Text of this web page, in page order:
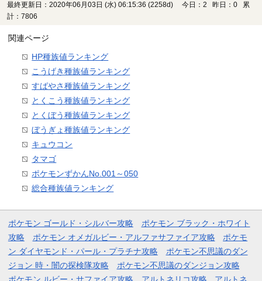
最終更新日：2020年06月03日 (水) 06:15:36 (2258d)
今日：2 昨日：0 累
計：7806
関連ページ
HP種族値ランキング
こうげき種族値ランキング
すばやさ種族値ランキング
とくこう種族値ランキング
とくぼう種族値ランキング
ぼうぎょ種族値ランキング
キュウコン
タマゴ
ポケモンずかんNo.001～050
総合種族値ランキング
ポケモン ゴールド・シルバー攻略
ポケモン ブラック・ホワイト
攻略
ポケモン オメガルビー・アルファサファイア攻略
ポケモ
ン ダイヤモンド・パール・プラチナ攻略
ポケモン不思議のダン
ジョン 時・闇の探検隊攻略
ポケモン不思議のダンジョン攻略